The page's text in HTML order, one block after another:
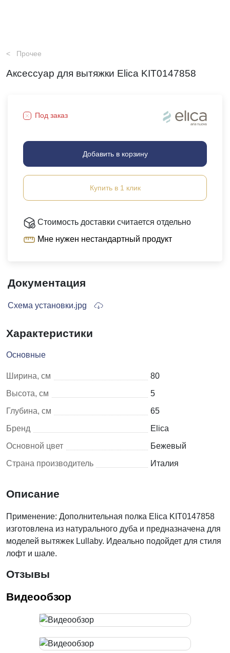
Прочее
Аксессуар для вытяжки Elica KIT0147858
Документация
Схема установки.jpg
Под заказ
Добавить в корзину
Купить в 1 клик
Стоимость доставки считается отдельно
Мне нужен нестандартный продукт
Характеристики
Основные
Ширина, см
80
Высота, см
5
Глубина, см
65
Бренд
Elica
Основной цвет
Бежевый
Страна производитель
Италия
Описание
Применение: Дополнительная полка Elica KIT0147858
изготовлена из натурального дуба и предназначена для
моделей вытяжек Lullaby. Идеально подойдет для стиля
лофт и шале.
Отзывы
Видеообзор